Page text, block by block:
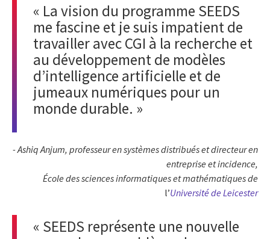
« La vision du programme SEEDS
me fascine et je suis impatient de
travailler avec CGI à la recherche et
au développement de modèles
d’intelligence artificielle et de
jumeaux numériques pour un
monde durable. »
- Ashiq Anjum, professeur en systèmes distribués et directeur en
entreprise et incidence,
École des sciences informatiques et mathématiques de
l’Université de Leicester
« SEEDS représente une nouvelle